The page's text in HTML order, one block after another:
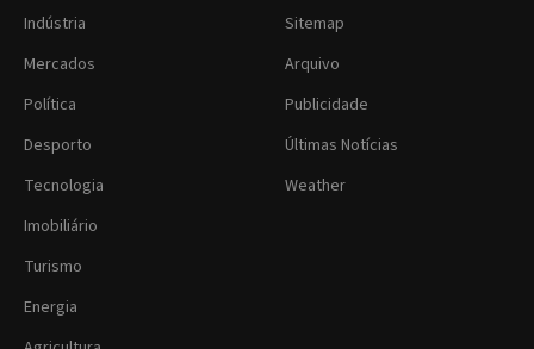
Indústria
Mercados
Política
Desporto
Tecnologia
Imobiliário
Turismo
Energia
Sitemap
Arquivo
Publicidade
Últimas Notícias
Weather